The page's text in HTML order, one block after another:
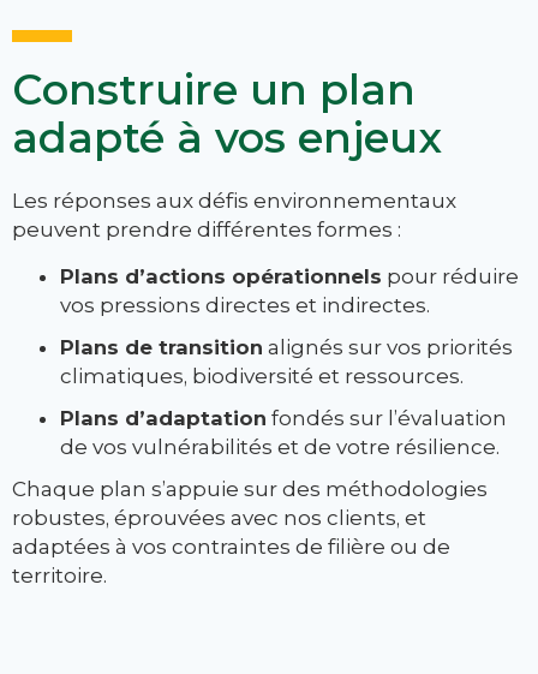
Construire un plan
adapté à vos enjeux
Les réponses aux défis environnementaux
peuvent prendre différentes formes :
Plans d’actions opérationnels pour réduire
vos pressions directes et indirectes.
Plans de transition alignés sur vos priorités
climatiques, biodiversité et ressources.
Plans d’adaptation fondés sur l’évaluation
de vos vulnérabilités et de votre résilience.
Chaque plan s’appuie sur des méthodologies
robustes, éprouvées avec nos clients, et
adaptées à vos contraintes de filière ou de
territoire.